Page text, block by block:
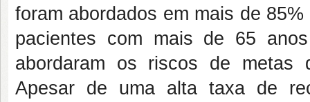
foram abordados em mais de
pacientes com mais de 65
abordaram os riscos de metas
Apesar de uma alta taxa de